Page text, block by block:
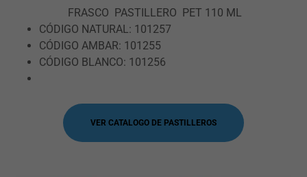
FRASCO PASTILLERO PET 110 ML
CÓDIGO NATURAL: 101257
CÓDIGO AMBAR: 101255
CÓDIGO BLANCO: 101256
VER CATALOGO DE PASTILLEROS